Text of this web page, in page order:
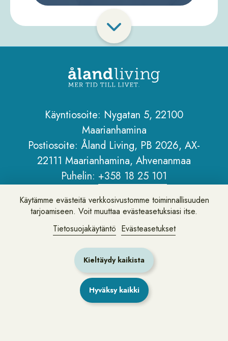
Ahvenanmaan Urheilu
Visa
fler
porträtt
Sidfot
Käyntiosoite: Nygatan 5, 22100
Maarianhamina
Postiosoite: Åland Living, PB 2026, AX-
Puhelin:+358 18 25 101
Sähköposti: info@alandliving.ax
Tietoa Åland Livingistä
Henkilötietopolitiikka
Tietoa verkkosivustosta
Käytämme evästeitä verkkosivustomme toiminnallisuuden
tarjoamiseen. Voit muuttaa evästeasetuksiasi itse.
Tietosuojakäytäntö Evästeasetukset
Kieltäydy kaikista
Hyväksy kaikki